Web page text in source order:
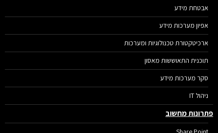
אבטחת מידע
אפיון מערכות מידע
ארכיטקטורת טכנולוגיות ומערכות
תוכנית התאוששות מאסון
סקר מערכות מידע
ניהול IT
מחשוב